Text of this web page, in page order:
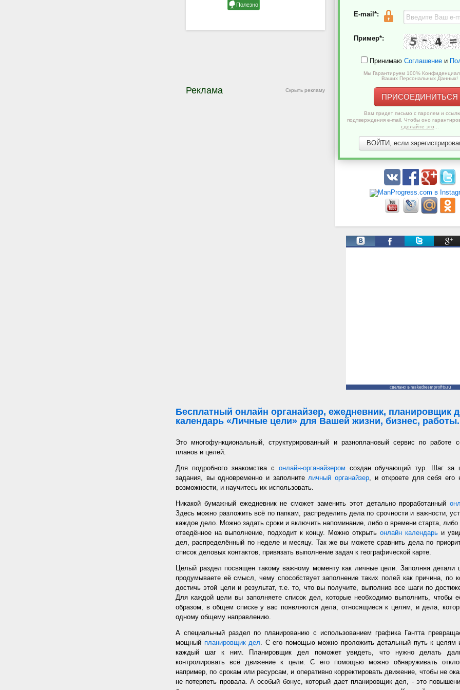
Скрыть рекламу
Реклама
E-mail*:
Пример*:
Принимаю Соглашениеи
Мы Гарантируем 100%
Ваших Персональных Данных!
ПРИСОЕДИНИТЬСЯ
Вам придет письмо с паролем и
подтверждения e-mail. Чтобы оно
сделайте это
ВОЙТИ, если
Бесплатный онлайн органайзер, ежедневник, планировщик
календарь «Личные цели» для Вашей жизни, бизнес,
Это многофункциональный, структурированный и разноплановый сервис по работе
планов и целей.
Для подробного знакомства с онлайн-органайзером создан обучающий тур. Шаг за
задания, вы одновременно и заполнителичный органайзер, и откроете для себя его
возможности, и научитесь их использовать.
Никакой бумажный ежедневник не сможет заменить этот детально проработанный
Здесь можно разложить всё по папкам, распределить дела по срочности и важности,
каждое дело. Можно задать сроки и включить напоминание, либо о времени старта,
отведённое на выполнение, подходит к концу. Можно открыть онлайн календарь и
дел, распределённый по неделе и месяцу. Так же вы можете сравнить дела по
список деловых контактов, привязать выполнение задач к географической карте.
Целый раздел посвящен такому важному моменту как личные цели. Заполняя детали
продумываете её смысл, чему способствует заполнение таких полей как причина, по
достичь этой цели и результат, т.е. то, что вы получите, выполнив все шаги по
Для каждой цели вы заполняете список дел, которые необходимо выполнить, чтобы
образом, в общем списке у вас появляются дела, относящиеся к целям, и дела,
одному общему направлению.
А специальный раздел по планированию с использованием графика Гантта
мощный планировщик дел. С его помощью можно проложить детальный путь к целям
каждый шаг к ним. Планировщик дел поможет увидеть, что нужно делать
контролировать всё движение к цели. С его помощью можно обнаруживать
например, по срокам или ресурсам, и оперативно корректировать движение, чтобы не
не потерпеть провала. А особый бонус, который дает планировщик дел, - это